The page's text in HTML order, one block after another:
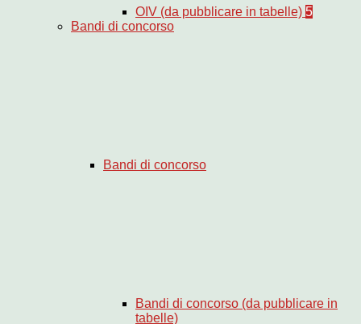
OIV (da pubblicare in tabelle) 5
Bandi di concorso
Bandi di concorso
Bandi di concorso (da pubblicare in
tabelle)